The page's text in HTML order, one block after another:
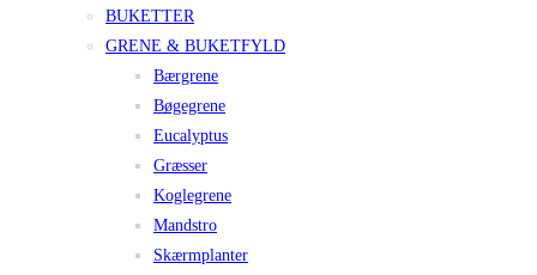
BUKETTER
GRENE & BUKETFYLD
Bærgrene
Bøgegrene
Eucalyptus
Græsser
Koglegrene
Mandstro
Skærmplanter